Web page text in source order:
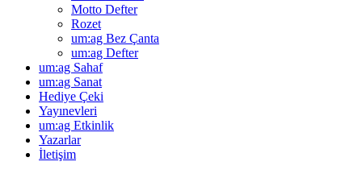
Motto Defter
Rozet
um:ag Bez Çanta
um:ag Defter
um:ag Sahaf
um:ag Sanat
Hediye Çeki
Yayınevleri
um:ag Etkinlik
Yazarlar
İletişim